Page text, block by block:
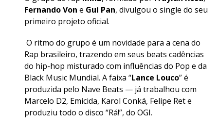
Fernando Von e Gui Pan, divulgou o single do seu
primeiro projeto oficial.
O ritmo do grupo é um novidade para a cena do
Rap brasileiro, trazendo em seus beats cadências
do hip-hop misturado com influências do Pop e da
Black Music Mundial. A faixa “Lance Louco” é
produzida pelo Nave Beats — já trabalhou com
Marcelo D2, Emicida, Karol Conká, Felipe Ret e
produziu todo o disco “Rá!”, do OGI.